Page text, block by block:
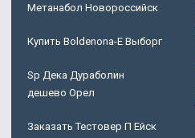
Метанабол Новороссийск
Купить Boldenona-E Выборг
Sp Дека Дураболин
дешево Орел
Заказать Тестовер П Ейск